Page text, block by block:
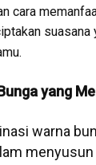
cara
suasana
yang
warna